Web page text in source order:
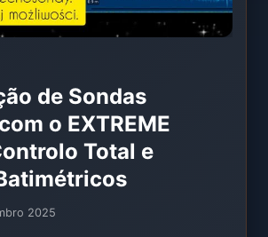
de Sondas
o EXTREME
Total e
2025